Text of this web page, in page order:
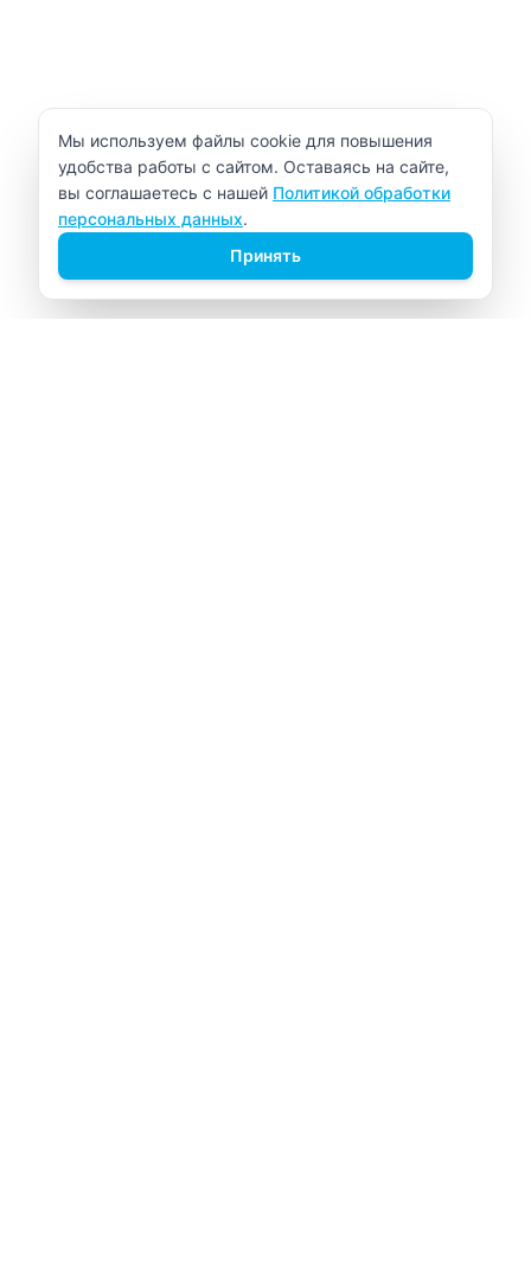
Уведомление об использовании cookie
Мы используем файлы cookie для повышения
удобства работы с сайтом. Оставаясь на сайте,
вы соглашаетесь с нашей Политикой обработки
персональных данных.
Принять